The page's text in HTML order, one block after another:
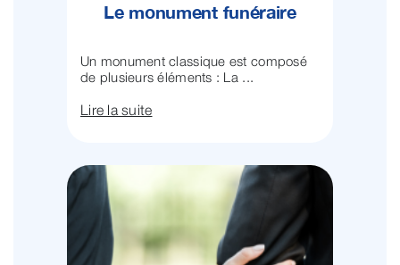
Le monument funéraire
Un monument classique est composé
de plusieurs éléments : La ...
Lire la suite